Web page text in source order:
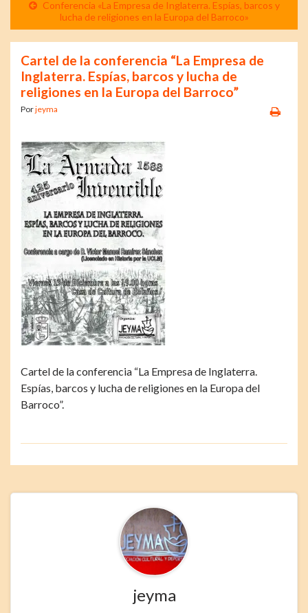
Conferencia «La Empresa de Inglaterra. Espías, barcos y
lucha de religiones en la Europa del Barroco»
Cartel de la conferencia “La Empresa de
Inglaterra. Espías, barcos y lucha de
religiones en la Europa del Barroco”
Porjeyma
Cartel de la conferencia “La Empresa de Inglaterra.
Espías, barcos y lucha de religiones en la Europa del
Barroco”.
jeyma